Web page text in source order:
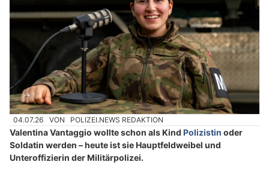
04.07.26 VON POLIZEI.NEWS REDAKTION
Valentina Vantaggio wollte schon als Kind Polizistin oder
Soldatin werden – heute ist sie Hauptfeldweibel und
Unteroffizierin der Militärpolizei.